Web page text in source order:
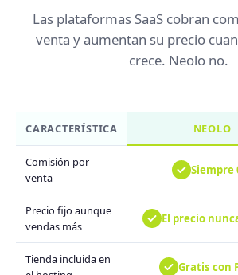
Las plataformas SaaS cobran
venta y aumentan su precio
crece. Neolo no.
CARACTERÍSTICA NEOLO
Comisión por
venta
Siempre
Precio fijo aunque
vendas más
El precio
Tienda incluida en
Gratis con